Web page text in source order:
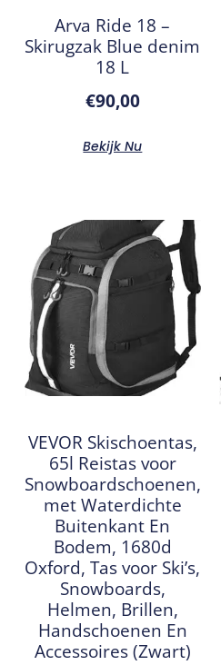
Arva Ride 18 –
Skirugzak Blue denim
18 L
€90,00
Bekijk Nu
VEVOR Skischoentas,
65l Reistas voor
Snowboardschoenen,
met Waterdichte
Buitenkant En
Bodem, 1680d
Oxford, Tas voor Ski’s,
Snowboards,
Helmen, Brillen,
Handschoenen En
Accessoires (Zwart)